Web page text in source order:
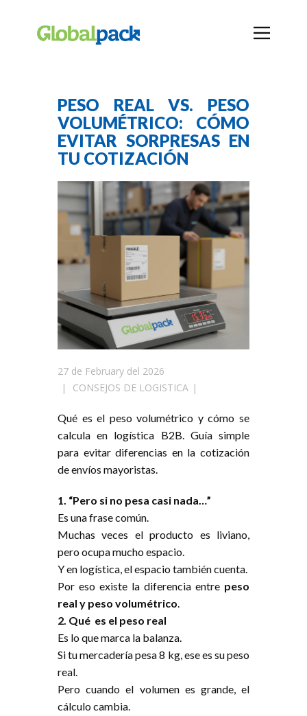
PESO REAL VS. PESO
VOLUMÉTRICO: CÓMO
EVITAR SORPRESAS EN
TU COTIZACIÓN
27 de February del 2026
CONSEJOS DE LOGISTICA
Qué es el peso volumétrico y cómo se
calcula en logística B2B. Guía simple
para evitar diferencias en la cotización
de envíos mayoristas.
1. “Pero si no pesa casi nada…”
Es una frase común.
Muchas veces el producto es liviano,
pero ocupa mucho espacio.
Y en logística, el espacio también cuenta.
Por eso existe la diferencia entre peso
real y peso volumétrico.
2. Qué es el peso real
Es lo que marca la balanza.
Si tu mercadería pesa 8 kg, ese es su peso
real.
Pero cuando el volumen es grande, el
cálculo cambia.